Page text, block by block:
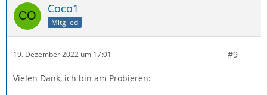
Coco1
Mitglied
19. Dezember 2022 um 17:01 #9
Vielen Dank, ich bin am Probieren: